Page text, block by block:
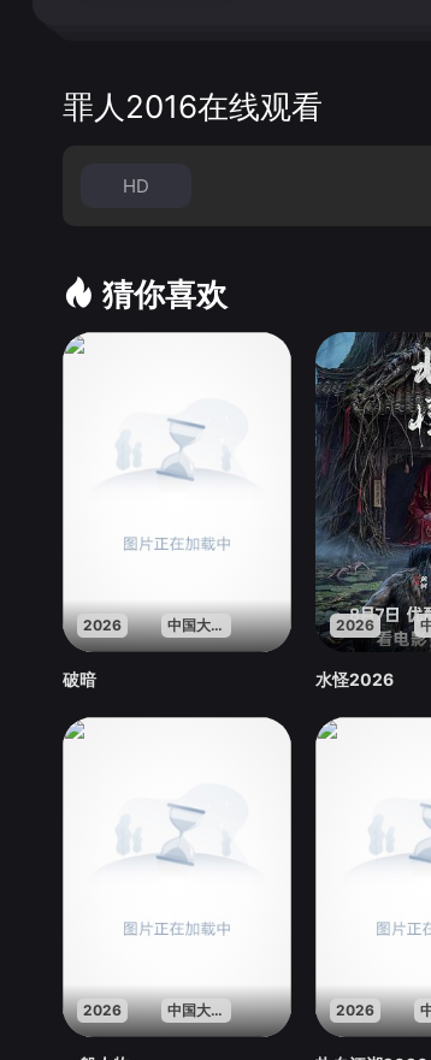
罪人2016在线观看
HD
猜你喜欢
2026 中国大陆
破暗
2026
水怪2026
2026 中国大陆 2026